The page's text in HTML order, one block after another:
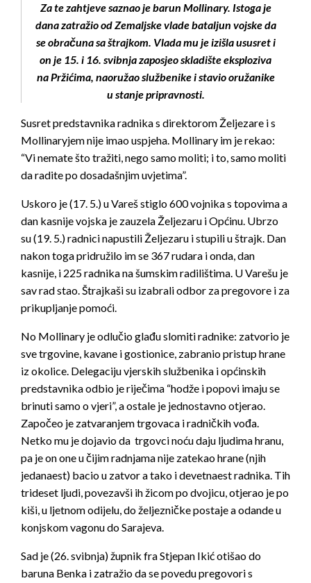
Za te zahtjeve saznao je barun Mollinary. Istoga je
dana zatražio od Zemaljske vlade bataljun vojske da
se obračuna sa štrajkom. Vlada mu je izišla ususret i
on je 15. i 16. svibnja zaposjeo skladište eksploziva
na Pržićima, naoružao službenike i stavio oružanike
u stanje pripravnosti.
Susret predstavnika radnika s direktorom Željezare i s
Mollinaryjem nije imao uspjeha. Mollinary im je rekao:
“Vi nemate što tražiti, nego samo moliti; i to, samo moliti
da radite po dosadašnjim uvjetima”.
Uskoro je (17. 5.) u Vareš stiglo 600 vojnika s topovima a
dan kasnije vojska je zauzela Željezaru i Općinu. Ubrzo
su (19. 5.) radnici napustili Željezaru i stupili u štrajk. Dan
nakon toga pridružilo im se 367 rudara i onda, dan
kasnije, i 225 radnika na šumskim radilištima. U Varešu je
sav rad stao. Štrajkaši su izabrali odbor za pregovore i za
prikupljanje pomoći.
No Mollinary je odlučio glađu slomiti radnike: zatvorio je
sve trgovine, kavane i gostionice, zabranio pristup hrane
iz okolice. Delegaciju vjerskih službenika i općinskih
predstavnika odbio je riječima “hodže i popovi imaju se
brinuti samo o vjeri”, a ostale je jednostavno otjerao.
Započeo je zatvaranjem trgovaca i radničkih vođa.
Netko mu je dojavio da trgovci noću daju ljudima hranu,
pa je on one u čijim radnjama nije zatekao hrane (njih
jedanaest) bacio u zatvor a tako i devetnaest radnika. Tih
trideset ljudi, povezavši ih žicom po dvojicu, otjerao je po
kiši, u ljetnom odijelu, do željezničke postaje a odande u
konjskom vagonu do Sarajeva.
Sad je (26. svibnja) župnik fra Stjepan Ikić otišao do
baruna Benka i zatražio da se povedu pregovori s